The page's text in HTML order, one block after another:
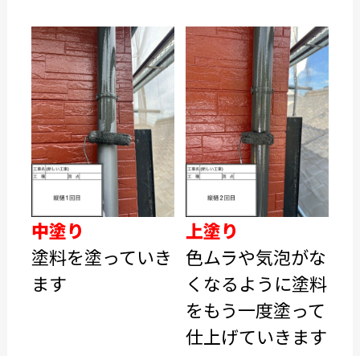
中塗り
塗料を塗っていき
ます
上塗り
色ムラや気泡がな
くなるように塗料
をもう一度塗って
仕上げていきます